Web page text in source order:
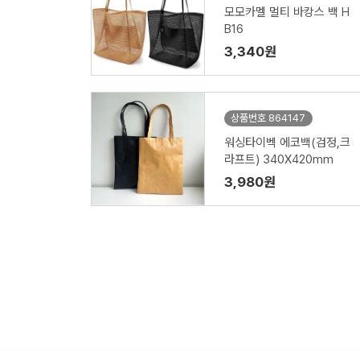
모모카멜 멀티 바캉스 백 H
B16
3,340원
상품번호 864147
워싱타이벡 에코백(검정,크
라프트) 340X420mm
3,980원